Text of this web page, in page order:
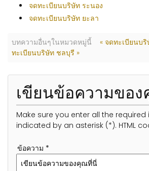
จดทะเบียนบริษัท ระนอง
จดทะเบียนบริษัท ยะลา
บทความอื่นๆในหมวดหมู่นี้ « จดทะเบียนบ
ทะเบียนบริษัท ชลบุรี »
เขียนข้อความขอ
Make sure you enter all the
indicated by an asterisk (*). HTML
ข้อความ *